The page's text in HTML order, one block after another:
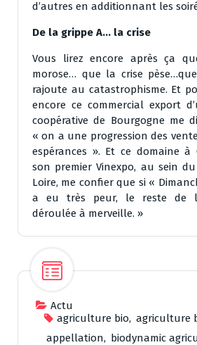
d’autres en additionnant les
De la grippe A… la crise
Vous lirez encore après ça
morose… que la crise
rajoute au catastrophisme. Et
encore ce commercial export
coopérative de Bourgogne me
« on a une progression des
espérances ». Et ce domaine à
son premier Vinexpo, au sein
Loire, me confier que si «
a eu très peur, le reste de
déroulée à merveille. »
Actu
agriculture bio, agriculture
appellation, biodynamic